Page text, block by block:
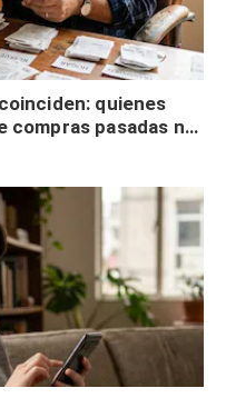
quienes
compras pasadas no
necesidad de